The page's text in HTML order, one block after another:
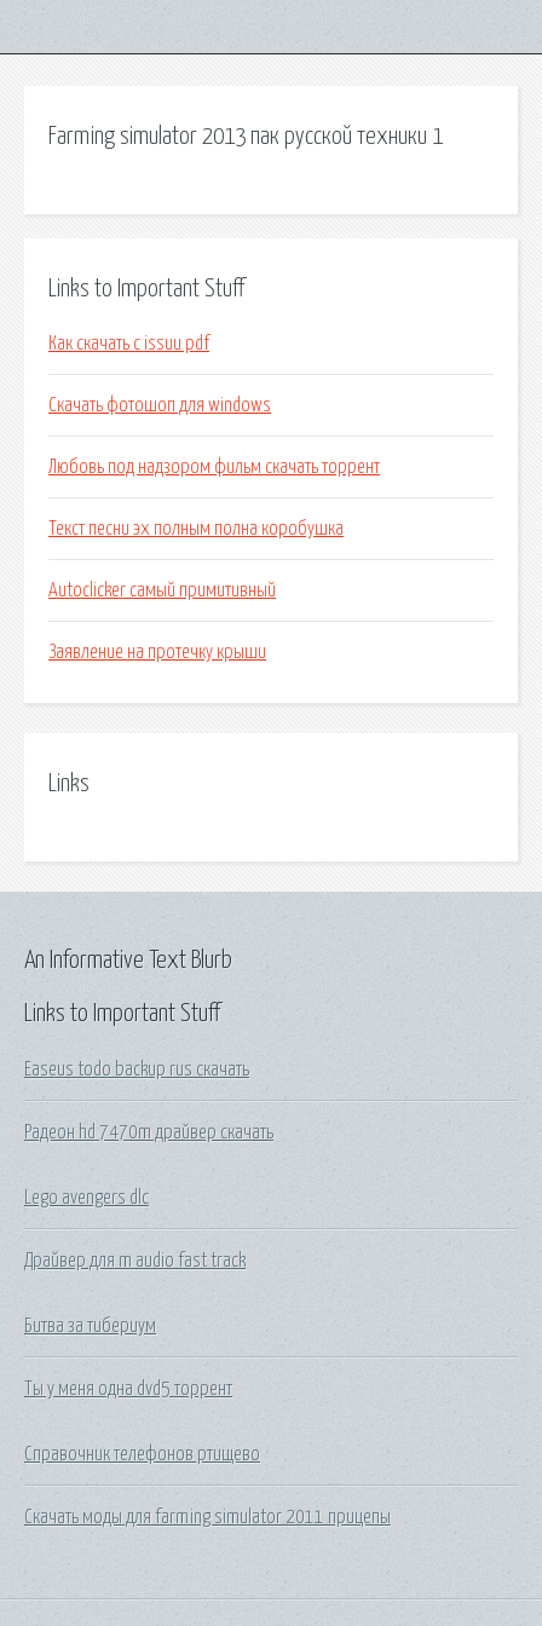
Farming simulator 2013 пак русской техники 1
Links to Important Stuff
Как скачать с issuu pdf
Скачать фотошоп для windows
Любовь под надзором фильм скачать торрент
Текст песни эх полным полна коробушка
Autoclicker самый примитивный
Заявление на протечку крыши
Links
Links to Important Stuff
Easeus todo backup rus скачать
Радеон hd 7470m драйвер скачать
Lego avengers dlc
Драйвер для m audio fast track
Битва за тибериум
Ты у меня одна dvd5 торрент
Справочник телефонов ртищево
Скачать моды для farming simulator 2011 прицепы
An Informative Text Blurb